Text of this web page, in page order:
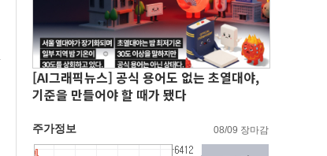
[AI그래픽뉴스] 공식 용어도 없는 초열대야,
기준을 만들어야 할 때가 됐다